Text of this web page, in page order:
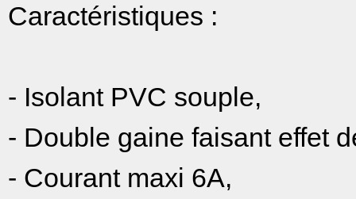
Caractéristiques :
- Isolant PVC souple,
- Double gaine faisant effet
- Courant maxi 6A,